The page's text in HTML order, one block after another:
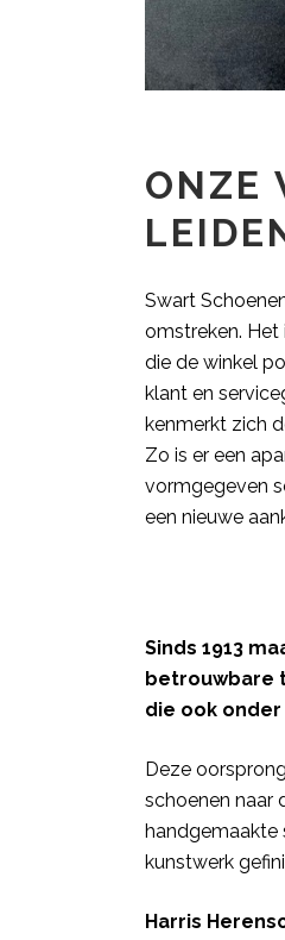
ONZE
Swart
omstreken. Het
die de winkel
klant en
kenmerkt zich
Zo is er een
vormgegeven
een nieuwe
Sinds 1913
betrouwbare
die ook
Deze
schoenen naar
handgemaakte
kunstwerk
Harris